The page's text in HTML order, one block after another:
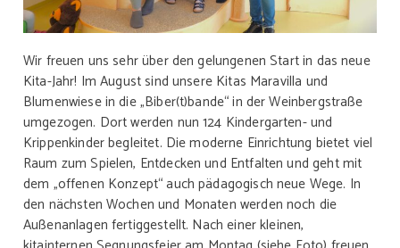
Wir freuen uns sehr über den gelungenen Start in das neue
Kita-Jahr! Im August sind unsere Kitas Maravilla und
Blumenwiese in die „Biber(t)bande“ in der Weinbergstraße
umgezogen. Dort werden nun 124 Kindergarten- und
Krippenkinder begleitet. Die moderne Einrichtung bietet viel
Raum zum Spielen, Entdecken und Entfalten und geht mit
dem „offenen Konzept“ auch pädagogisch neue Wege. In
den nächsten Wochen und Monaten werden noch die
Außenanlagen fertiggestellt. Nach einer kleinen,